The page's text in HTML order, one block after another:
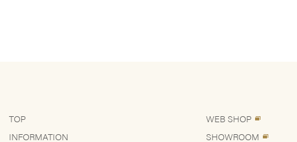
TOP
INFORMATION
WEB SHOP
SHOWROOM